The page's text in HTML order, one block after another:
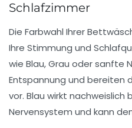
Schlafzimmer
Die Farbwahl Ihrer
Ihre Stimmung und
wie Blau, Grau oder sanfte
Entspannung und bereiten
vor. Blau wirkt nachweislich
Nervensystem und kann